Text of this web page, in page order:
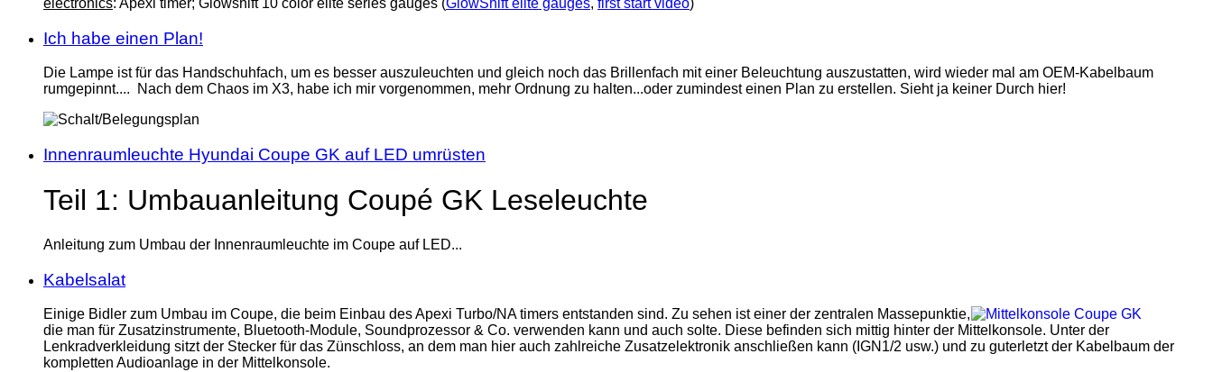
Ich habe einen Plan!
Die Lampe ist für das Handschuhfach, um es besser auszuleuchten und gleich noch das Brillenfach mit einer Beleuchtung auszustatten, wird wieder mal am OEM-Kabelbaum
rumgepinnt.... Nach dem Chaos im X3, habe ich mir vorgenommen, mehr Ordnung zu halten...oder zumindest einen Plan zu erstellen. Sieht ja keiner Durch hier!
Innenraumleuchte Hyundai Coupe GK auf LED umrüsten
Teil 1: Umbauanleitung Coupé GK Leseleuchte
Anleitung zum Umbau der Innenraumleuchte im Coupe auf LED...
Kabelsalat
Einige Bidler zum Umbau im Coupe, die beim Einbau des Apexi Turbo/NA timers entstanden sind. Zu sehen ist einer der zentralen Massepunktie,
die man für Zusatzinstrumente, Bluetooth-Module, Soundprozessor & Co. verwenden kann und auch solte. Diese befinden sich mittig hinter der Mittelkonsole. Unter der
Lenkradverkleidung sitzt der Stecker für das Zünschloss, an dem man hier auch zahlreiche Zusatzelektronik anschließen kann (IGN1/2 usw.) und zu guterletzt der Kabelbaum der
kompletten Audioanlage in der Mittelkonsole.